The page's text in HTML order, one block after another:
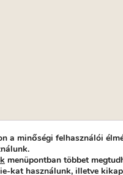
Színház Közhasznú
a minőségi felhasználói
menüpontban többet
kat használunk, illetve